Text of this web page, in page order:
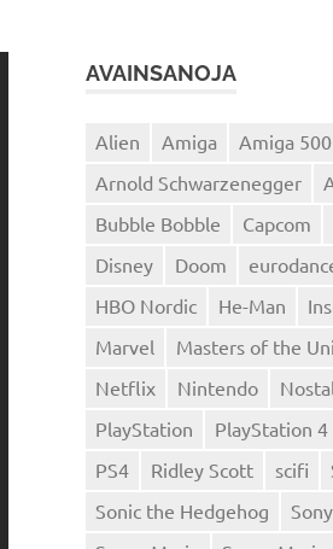
AVAINSANOJA
Alien Amiga
Amiga 500
Arnold Schwarzenegger
Bubble Bobble
Capcom
Disney
Doom
HBO Nordic
He-Man
Marvel
Masters of the
Netflix
Nintendo
PlayStation
PlayStation 4
PS4
Ridley Scott scifi
Sonic the Hedgehog
Sony